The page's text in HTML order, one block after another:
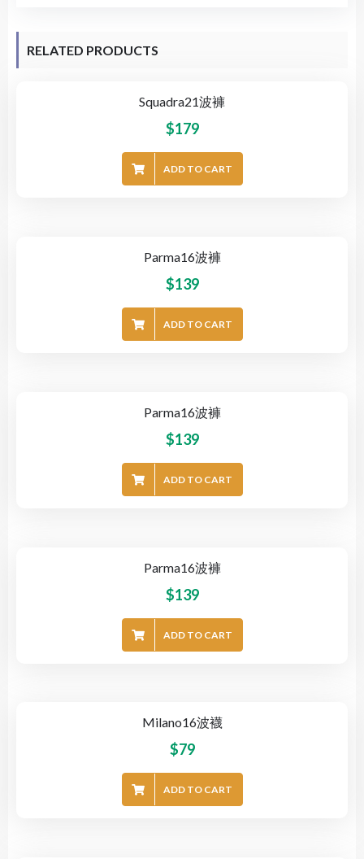
RELATED PRODUCTS
Squadra21波褲
$179
ADD TO CART
Parma16波褲
$139
ADD TO CART
Parma16波褲
$139
ADD TO CART
Parma16波褲
$139
ADD TO CART
Milano16波襪
$79
ADD TO CART